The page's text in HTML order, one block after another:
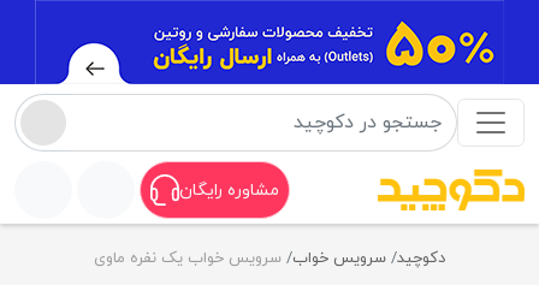
مشاوره رایگان
دکوچید سرویس خواب سرویس خواب یک نفره ماوی